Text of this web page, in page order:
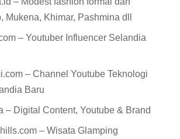
Mukena, Khimar, Pashmina dll
– Youtuber Influencer Selandia
– Channel Youtube Teknologi
Baru
– Digital Content, Youtube & Brand
– Wisata Glamping